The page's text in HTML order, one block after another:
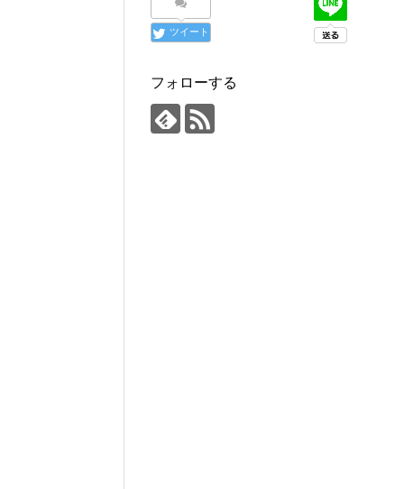
ツイート
フォローする